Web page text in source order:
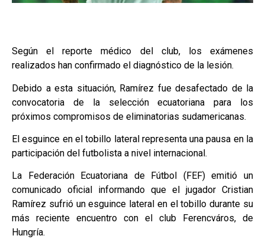
Según el reporte médico del club, los exámenes
realizados han confirmado el diagnóstico de la lesión.
Debido a esta situación, Ramírez fue desafectado de la
convocatoria de la selección ecuatoriana para los
próximos compromisos de eliminatorias sudamericanas.
El esguince en el tobillo lateral representa una pausa en la
participación del futbolista a nivel internacional.
La Federación Ecuatoriana de Fútbol (FEF) emitió un
comunicado oficial informando que el jugador Cristian
Ramírez sufrió un esguince lateral en el tobillo durante su
más reciente encuentro con el club Ferencváros, de
Hungría.